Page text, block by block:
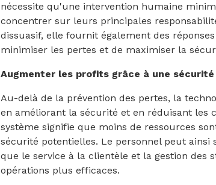
nécessite qu'une intervention humaine
concentrer sur leurs principales
dissuasif, elle fournit également des
minimiser les pertes et de maximiser la
Augmenter les profits grâce à une
Au-delà de la prévention des pertes, la
en améliorant la sécurité et en réduisant
système signifie que moins de ressources
sécurité potentielles. Le personnel peut
que le service à la clientèle et la gestion des
opérations plus efficaces.